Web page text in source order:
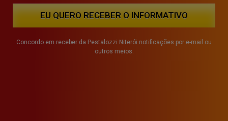
EU QUERO RECEBER O INFORMATIVO
Concordo em receber da Pestalozzi Niterói notificações por e-mail ou
outros meios.